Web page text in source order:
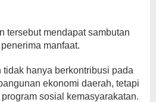
tersebut mendapat sambutan
manfaat.
hanya berkontribusi pada
ekonomi daerah, tetapi
sosial kemasyarakatan.